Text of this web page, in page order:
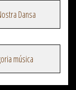
Dansa
música